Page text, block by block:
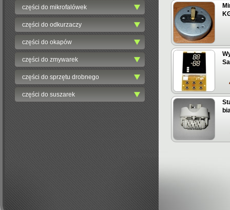
części do mikrofalówek
części do odkurzaczy
części do okapów
części do zmywarek
części do sprzętu drobnego
części do suszarek